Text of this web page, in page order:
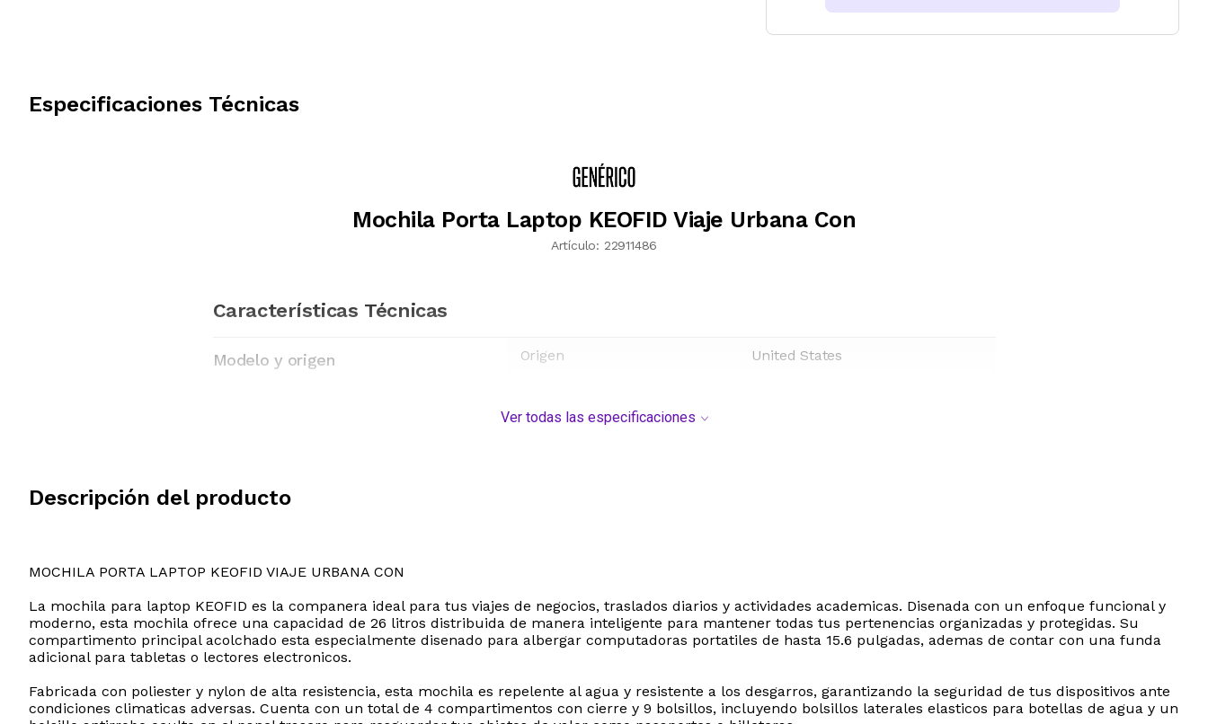
Especificaciones Técnicas
Mochila Porta Laptop KEOFID Viaje Urbana Con
Artículo: 22911486
Características Técnicas
Modelo y origen Origen United States
Ver todas las especificaciones
Descripción del producto
MOCHILA PORTA LAPTOP KEOFID VIAJE URBANA CON
La mochila para laptop KEOFID es la companera ideal para tus viajes de negocios, traslados diarios y actividades academicas. Disenada con un enfoque funcional y
moderno, esta mochila ofrece una capacidad de 26 litros distribuida de manera inteligente para mantener todas tus pertenencias organizadas y protegidas. Su
compartimento principal acolchado esta especialmente disenado para albergar computadoras portatiles de hasta 15.6 pulgadas, ademas de contar con una funda
adicional para tabletas o lectores electronicos.
Fabricada con poliester y nylon de alta resistencia, esta mochila es repelente al agua y resistente a los desgarros, garantizando la seguridad de tus dispositivos ante
condiciones climaticas adversas. Cuenta con un total de 4 compartimentos con cierre y 9 bolsillos, incluyendo bolsillos laterales elasticos para botellas de agua y un